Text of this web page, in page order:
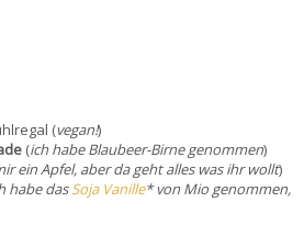
(vegan!)
(ich habe Blaubeer-Birne genommen)
ein Apfel, aber da geht alles was ihr wollt)
habe dasSoja Vanille* von Mio genommen,